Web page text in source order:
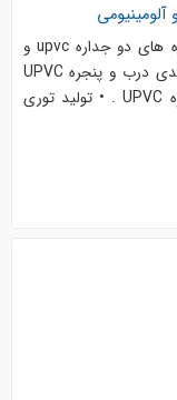
گروه صنعتی الکووین . تولید کننده درب و پنجره های دو جداره upvc و
آلومینیومی. . معرفی اجمالی خدمات شرکت تولیدی درب و پنجره UPVC
الکووین. • طراحی، ساخت و نصب درب و پنجره UPVC . • تولید توری